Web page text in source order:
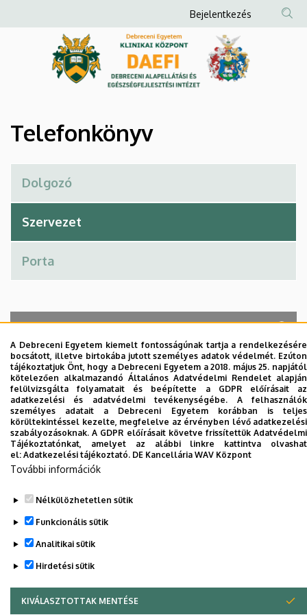
Debreceni
és
Egészségfejlesztési
Intézet
a
Anonim
Felhasználói
fiók
menüje
Bejelentkezés
Telefonkönyv
A keresés a következőkre működik: Név, Munkahely (szervezeti egység),
Beosztás, Munkakör, Mellék
Szervezetek
Nincs találat.
Dolgozói adatmódosítás igénylése a DE
telefonkönyvében
DE telefonkönyvében
A Debreceni Egyetem kiemelt fontosságúnak tartja a rendelkezésére
bocsátott, illetve birtokába jutott személyes adatok védelmét. Ezúton
tájékoztatjuk Önt, hogy a Debreceni Egyetem a 2018. május 25. napjától
kötelezően alkalmazandó Általános Adatvédelmi Rendelet alapján
felülvizsgálta folyamatait és beépítette a GDPR előírásait az
adatkezelési és adatvédelmi tevékenységébe. A felhasználók
személyes adatait a Debreceni Egyetem korábban is teljes
körültekintéssel kezelte, megfelelve az érvényben lévő adatkezelési
szabályozásoknak. A GDPR előírásait követve frissítettük Adatvédelmi
Tájékoztatónkat, amelyet az alábbi linkre kattintva olvashat
el: Adatkezelési tájékoztató. DE Kancellária WAV Központ
További információk
Nélkülözhetetlen sütik
Funkcionális sütik
Analitikai sütik
Hirdetési sütik
KIVÁLASZTOTTAK MENTÉSE
WITHDRAW CONSENT